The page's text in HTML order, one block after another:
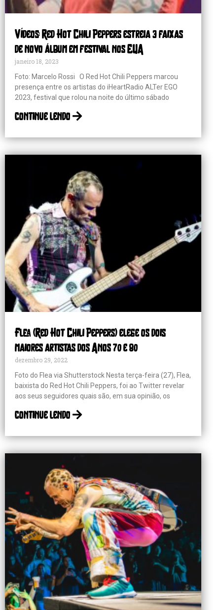
Vídeos: Red Hot Chili Peppers estreia 3 faixas
de novo álbum em festival nos EUA
janeiro 18, 2023
Foto: Marcelo Rossi O Red Hot Chili Peppers marcou
presença entre os artistas do iHeartRadio ALTer EGO
2023, festival que rolou na noite do último sábado
continue lendo
Flea (Red Hot Chili Peppers) elege os dois
maiores artistas dos Anos 70 e 80
dezembro 29, 2022
Foto do Flea via Shutterstock Nesta terça-feira (27), Flea,
baixista do Red Hot Chili Peppers, foi ao Twitter revelar
aos seus seguidores quais são, em sua opinião, os
continue lendo